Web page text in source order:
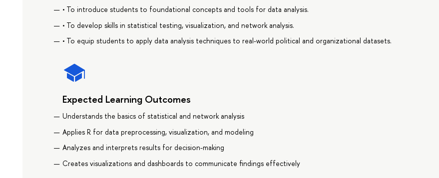
• To introduce students to foundational concepts and tools for data analysis.
• To develop skills in statistical testing, visualization, and network analysis.
• To equip students to apply data analysis techniques to real-world political and organizational datasets.
Expected Learning Outcomes
Understands the basics of statistical and network analysis
Applies R for data preprocessing, visualization, and modeling
Analyzes and interprets results for decision-making
Creates visualizations and dashboards to communicate findings effectively